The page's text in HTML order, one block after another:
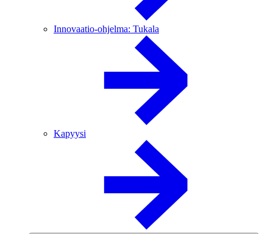
Innovaatio-ohjelma: Tukala
Kapyysi